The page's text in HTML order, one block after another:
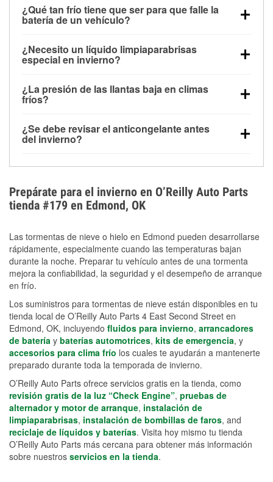
¿Qué tan frío tiene que ser para que falle la
batería de un vehículo?
debajo de los 32 °F y puede perder hasta la mitad de
su potencia de arranque cerca de los 0 °F, lo que
arranque.
¿Necesito un líquido limpiaparabrisas
especial en invierno?
la congelación y ayuda a disolver la sal y la nieve
derretida en la carretera para mejorar la visibilidad.
¿La presión de las llantas baja en climas
fríos?
alrededor de 1 PSI por cada 10 °F que baja la
temperatura. Puedes obtener más información sobre
¿Se debe revisar el anticongelante antes
del invierno?
el sobrecalentamiento en condiciones de frío
extremo. Aprende cómo comprobar la protección
anticongelante en nuestra sección How-To.
Prepárate para el invierno en O’Reilly Auto Parts
tienda #179 en Edmond, OK
Las tormentas de nieve o hielo en Edmond pueden desarrollarse
rápidamente, especialmente cuando las temperaturas bajan
durante la noche. Preparar tu vehículo antes de una tormenta
mejora la confiabilidad, la seguridad y el desempeño de arranque
en frío.
Los suministros para tormentas de nieve están disponibles en tu
tienda local de O’Reilly Auto Parts 4 East Second Street en
Edmond, OK, incluyendo fluidos para invierno, arrancadores
de batería y baterías automotrices, kits de emergencia, y
accesorios para clima frío los cuales te ayudarán a mantenerte
preparado durante toda la temporada de invierno.
O’Reilly Auto Parts ofrece servicios gratis en la tienda, como
revisión gratis de la luz “Check Engine”, pruebas de
alternador y motor de arranque, instalación de
limpiaparabrisas, instalación de bombillas de faros, and
reciclaje de líquidos y baterías. Visita hoy mismo tu tienda
O’Reilly Auto Parts más cercana para obtener más información
sobre nuestros servicios en la tienda.